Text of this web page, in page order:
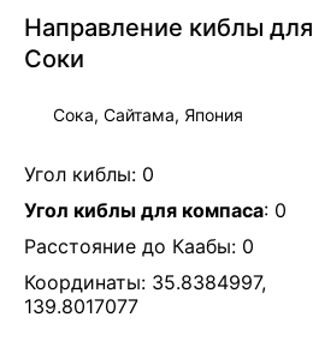
Направление киблы для
Соки
Сока, Сайтама, Япония
Угол киблы: 0
Угол киблы для компаса: 0
Расстояние до Каабы: 0
Координаты: 35.8384997,
139.8017077